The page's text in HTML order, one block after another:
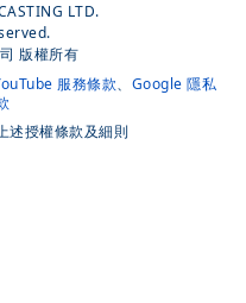
LTD.
版權所有
服務條款、 Google 隱私
述授權條款及細則